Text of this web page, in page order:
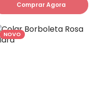
Comprar Agora
NOVO